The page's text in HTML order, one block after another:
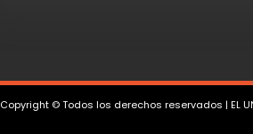
Copyright © Todos los derechos reservados | EL